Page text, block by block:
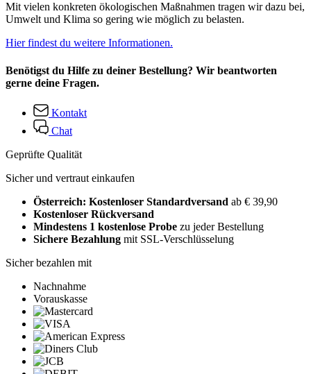
Mit vielen konkreten ökologischen Maßnahmen tragen wir dazu bei,
Umwelt und Klima so gering wie möglich zu belasten.
Hier findest du weitere Informationen.
Benötigst du Hilfe zu deiner Bestellung? Wir beantworten
gerne deine Fragen.
Kontakt
Chat
Geprüfte Qualität
Sicher und vertraut einkaufen
Österreich: Kostenloser Standardversand ab € 39,90
Kostenloser Rückversand
Mindestens 1 kostenlose Probe zu jeder Bestellung
Sichere Bezahlung mit SSL-Verschlüsselung
Sicher bezahlen mit
Nachnahme
Vorauskasse